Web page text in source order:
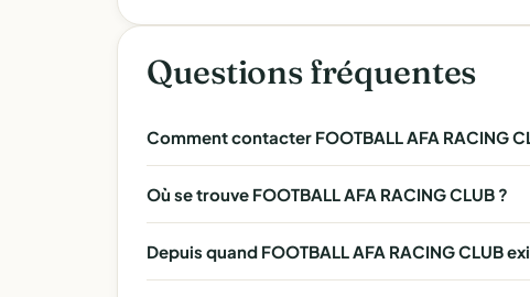
Questions fréquentes
Comment contacter FOOTBALL AFA RACING
Où se trouve FOOTBALL AFA RACING CLUB ?
Depuis quand FOOTBALL AFA RACING CLUB